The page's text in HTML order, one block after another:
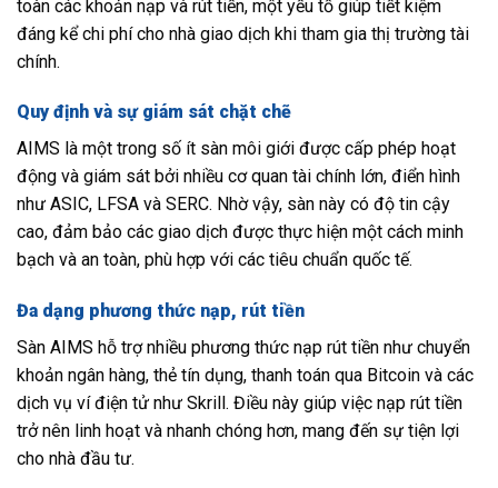
toàn các khoản nạp và rút tiền, một yếu tố giúp tiết kiệm
đáng kể chi phí cho nhà giao dịch khi tham gia thị trường tài
chính.
Quy định và sự giám sát chặt chẽ
AIMS là một trong số ít sàn môi giới được cấp phép hoạt
động và giám sát bởi nhiều cơ quan tài chính lớn, điển hình
như ASIC, LFSA và SERC. Nhờ vậy, sàn này có độ tin cậy
cao, đảm bảo các giao dịch được thực hiện một cách minh
bạch và an toàn, phù hợp với các tiêu chuẩn quốc tế.
Đa dạng phương thức nạp, rút tiền
Sàn AIMS hỗ trợ nhiều phương thức nạp rút tiền như chuyển
khoản ngân hàng, thẻ tín dụng, thanh toán qua Bitcoin và các
dịch vụ ví điện tử như Skrill. Điều này giúp việc nạp rút tiền
trở nên linh hoạt và nhanh chóng hơn, mang đến sự tiện lợi
cho nhà đầu tư.